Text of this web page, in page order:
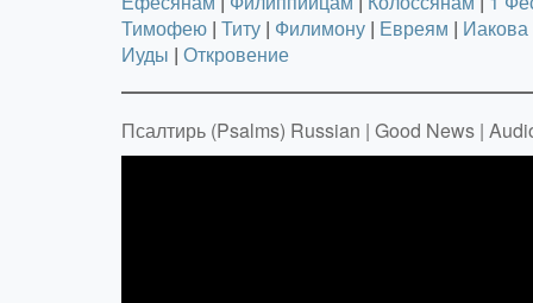
Тимофею | Титу | Филимону | Евреям | Иакова
Иуды | Откровение
Псалтирь (Psalms) Russian | Good News |